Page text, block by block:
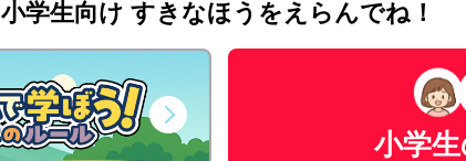
小学生向け すきなほうをえらんでね！
小学